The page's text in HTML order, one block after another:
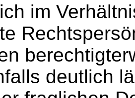
im
deutlich